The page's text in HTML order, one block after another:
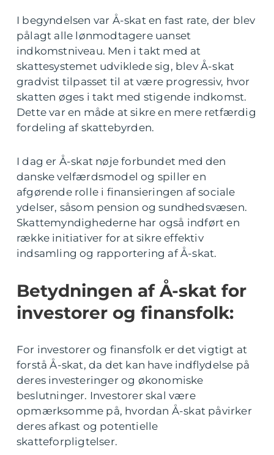
I begyndelsen var Å-skat en fast rate, der blev
pålagt alle lønmodtagere uanset
indkomstniveau. Men i takt med at
skattesystemet udviklede sig, blev Å-skat
gradvist tilpasset til at være progressiv, hvor
skatten øges i takt med stigende indkomst.
Dette var en måde at sikre en mere retfærdig
fordeling af skattebyrden.
I dag er Å-skat nøje forbundet med den
danske velfærdsmodel og spiller en
afgørende rolle i finansieringen af sociale
ydelser, såsom pension og sundhedsvæsen.
Skattemyndighederne har også indført en
række initiativer for at sikre effektiv
indsamling og rapportering af Å-skat.
Betydningen af Å-skat for
investorer og finansfolk:
For investorer og finansfolk er det vigtigt at
forstå Å-skat, da det kan have indflydelse på
deres investeringer og økonomiske
beslutninger. Investorer skal være
opmærksomme på, hvordan Å-skat påvirker
deres afkast og potentielle
skatteforpligtelser.